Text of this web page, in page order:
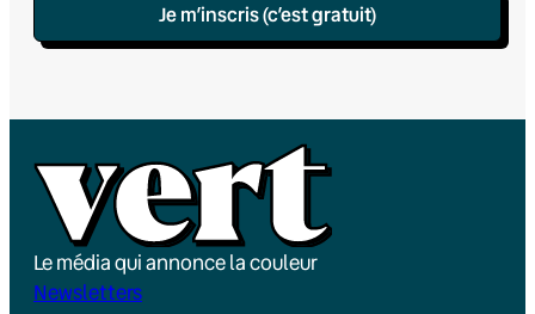
Je m’inscris (c’est gratuit)
Le média qui annonce la couleur
Newsletters